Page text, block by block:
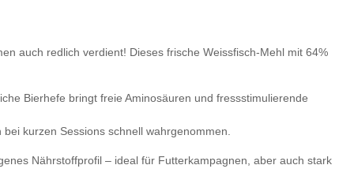
auch redlich verdient! Dieses frische Weissfisch-Mehl mit 64%
Bierhefe bringt freie Aminosäuren und fressstimulierende
kurzen Sessions schnell wahrgenommen.
Nährstoffprofil – ideal für Futterkampagnen, aber auch stark